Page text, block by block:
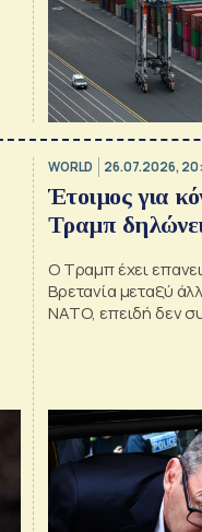
WORLD 26.07.2026,
Έτοιμος για
Τραμπ
Ο Τραμπ έχει
Βρετανία μεταξύ
ΝΑΤΟ, επειδή δεν